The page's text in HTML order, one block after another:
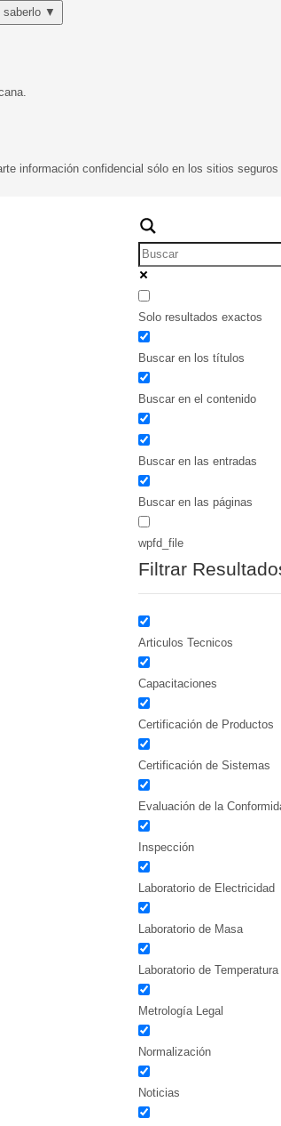
▼
información confidencial sólo en los sitios
Solo resultados exactos
Buscar en los títulos
Buscar en el contenido
Buscar en las entradas
Buscar en las páginas
wpfd_file
Filtrar
Articulos Tecnicos
Capacitaciones
Certificación de Productos
Certificación de Sistemas
Evaluación de la
Inspección
Laboratorio de Electricidad
Laboratorio de Masa
Laboratorio de Temperatura
Metrología Legal
Normalización
Noticias